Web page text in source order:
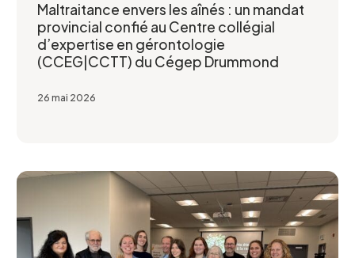
Maltraitance envers les aînés : un mandat
provincial confié au Centre collégial
d’expertise en gérontologie
(CCEG|CCTT) du Cégep Drummond
26 mai 2026